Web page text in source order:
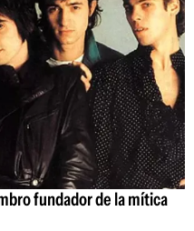
fundador de la mítica